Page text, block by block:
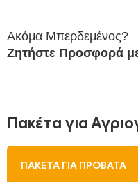
Ακόμα Μπερδεμένος?
Ζητήστε Προσφορά
Πακέτα για
ΠΑΚΈΤΑ ΓΙΑ ΠΡΌΒΑΤΑ